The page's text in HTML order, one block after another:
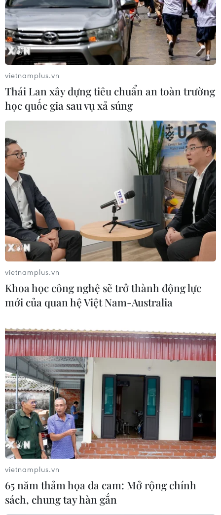
08/07/2023 07:44
Báo Washington Post dẫn lời 2 thượng nghị sỹ Patrick
Leahy và Jeff Merkley : “Tuy nhiên, Tổng thống (Joe)
Biden đã chấp thuận cung cấp bom, đạn chùm cho
Ukraine. Đây là sai lầm nghiêm trọng.”
Nga nêu điều kiện đạt giải pháp hòa bình
cho cuộc xung đột Ukraine
10/08/2023 08:44
Theo Thứ trưởng Ngoại giao Nga Mikhail Galuzin, tính
trung lập, không liên minh và phi hạt nhân của Ukraine
xung đột hiện nay.
vietnamplus.vn
Thái Lan xây dựng tiêu chuẩn an toàn trường
học quốc gia sau vụ xả súng
vietnamplus.vn
Khoa học công nghệ sẽ trở thành động lực
mới của quan hệ Việt Nam-Australia
vietnamplus.vn
65 năm thảm họa da cam: Mở rộng chính
sách, chung tay hàn gắn